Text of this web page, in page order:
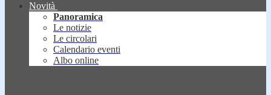
Novità
Panoramica
Le notizie
Le circolari
Calendario eventi
Albo online